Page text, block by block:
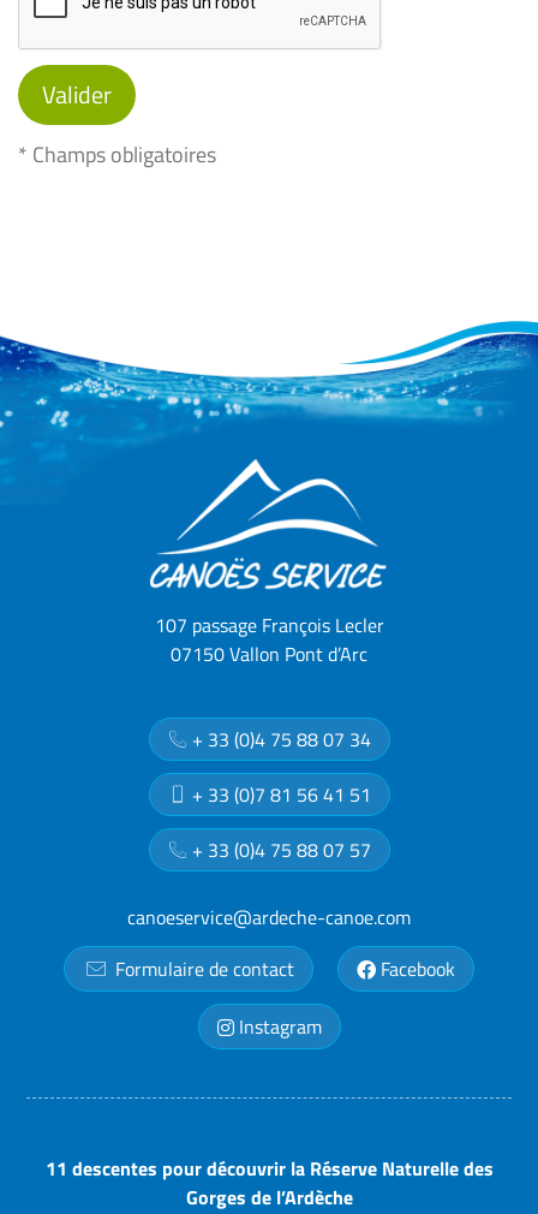
* Champs obligatoires
107 passage François Lecler
07150 Vallon Pont d’Arc
+ 33 (0)4 75 88 07 34
+ 33 (0)7 81 56 41 51
+ 33 (0)4 75 88 07 57
canoeservice@ardeche-canoe.com
Formulaire de contact
Facebook
Instagram
11 descentes pour découvrir la Réserve Naturelle des
Gorges de l’Ardèche